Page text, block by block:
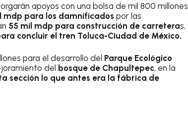
apoyos con una bolsa de mil 800 millones
mdp para los damnificados por las
55 mil mdp para construcción de carreteras,
concluir el tren Toluca-Ciudad de México.
para el desarrollo del Parque Ecológico
del bosque de Chapultepec, en la
sección lo que antes era la fábrica de